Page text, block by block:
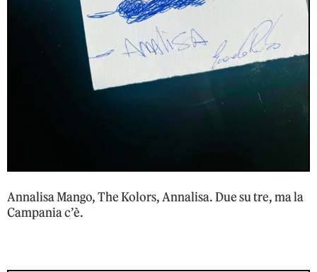
Annalisa Mango, The Kolors, Annalisa. Due su tre, ma la
Campania c’è.